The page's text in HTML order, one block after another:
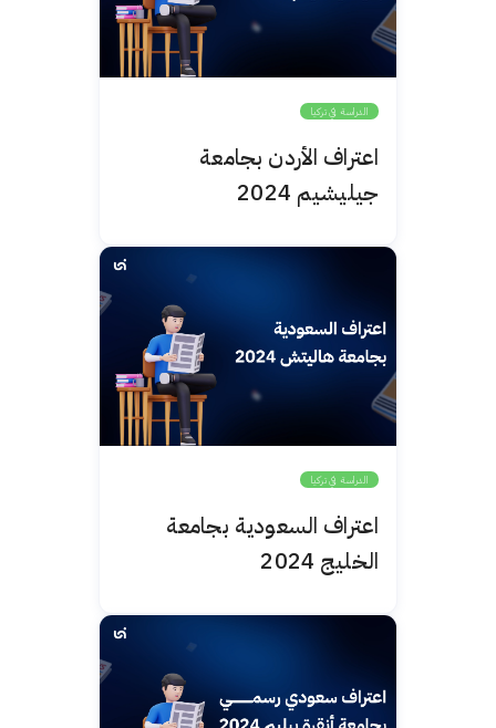
الدراسة في تركيا
اعتراف الأردن بجامعة
جيليشيم 2024
الدراسة في تركيا
اعتراف السعودية بجامعة
الخليج 2024